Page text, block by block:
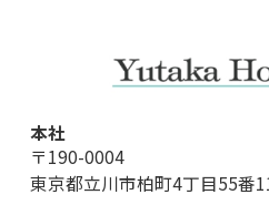
本社
〒190-0004
東京都立川市柏町4丁目55番